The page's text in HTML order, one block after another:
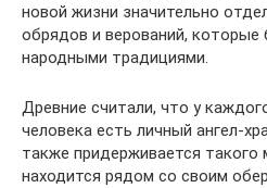
новой жизни значительно
обрядов и верований, которые
народными традициями.
Древние считали, что у
человека есть личный ангел-
также придерживается такого
находится рядом со своим